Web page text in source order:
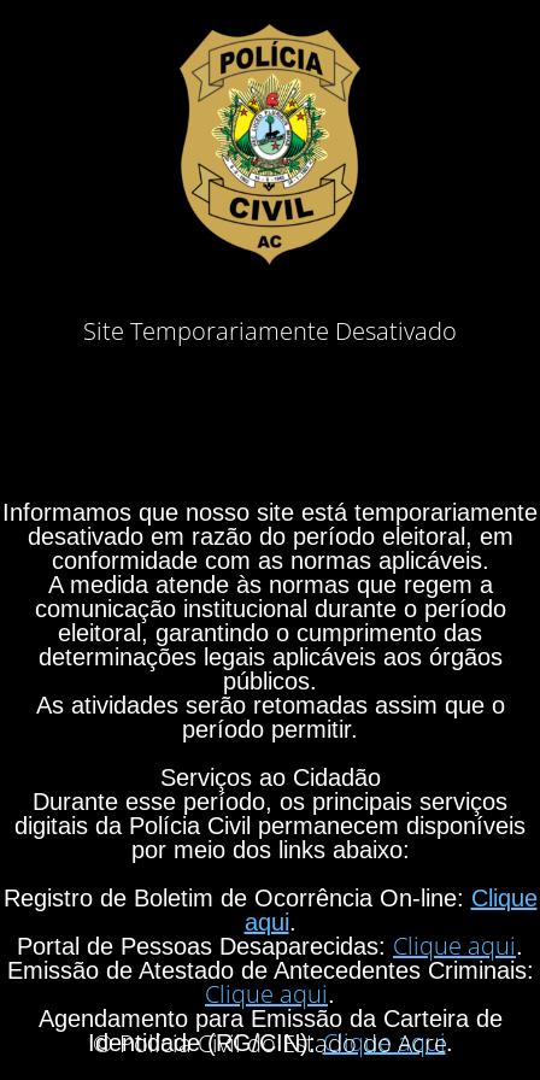
Site Temporariamente Desativado
Informamos que nosso site está temporariamente
desativado em razão do período eleitoral, em
conformidade com as normas aplicáveis.
A medida atende às normas que regem a
comunicação institucional durante o período
eleitoral, garantindo o cumprimento das
determinações legais aplicáveis aos órgãos
públicos.
As atividades serão retomadas assim que o
período permitir.
Serviços ao Cidadão
Durante esse período, os principais serviços
digitais da Polícia Civil permanecem disponíveis
por meio dos links abaixo:
Registro de Boletim de Ocorrência On-line: Clique
aqui.
Portal de Pessoas Desaparecidas: Clique aqui.
Emissão de Atestado de Antecedentes Criminais:
Clique aqui.
Agendamento para Emissão da Carteira de
Identidade (RG/CIN):Clique aqui.
© Polícia Civil do Estado do Acre